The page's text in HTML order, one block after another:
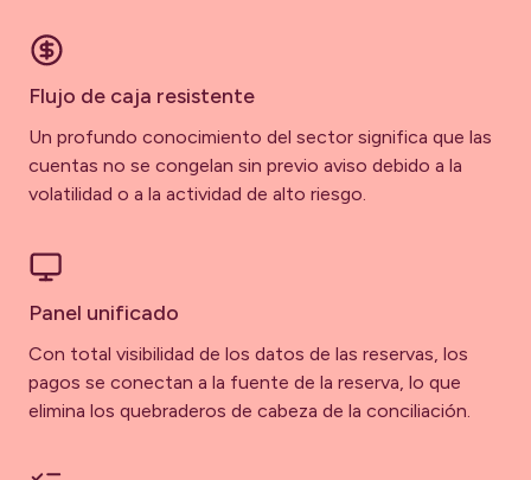
Flujo de caja resistente
Un profundo conocimiento del sector significa que las
cuentas no se congelan sin previo aviso debido a la
volatilidad o a la actividad de alto riesgo.
Panel unificado
Con total visibilidad de los datos de las reservas, los
pagos se conectan a la fuente de la reserva, lo que
elimina los quebraderos de cabeza de la conciliación.